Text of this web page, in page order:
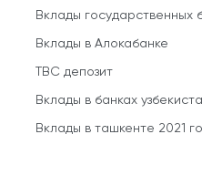
Вклады государственных
Вклады в Алокабанке
TBC депозит
Вклады в банках
Вклады в ташкенте 2021